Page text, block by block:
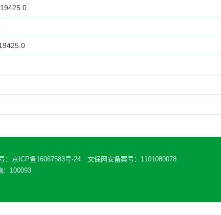
京ICP备16067583号-24 文保网安备案号：1101080078
100093